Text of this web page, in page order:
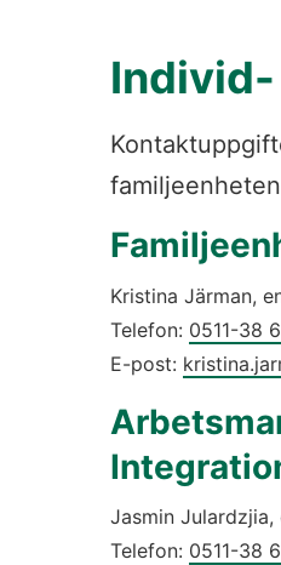
Kristina Järman,
Telefon: 0511-38
E-post:
Jasmin Julardzjia,
Telefon: 0511-38